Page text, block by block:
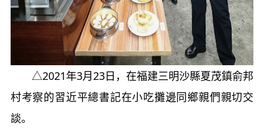
△2021年3月23日，在福建三明沙縣夏茂鎮俞邦
村考察的習近平總書記在小吃攤邊同鄉親們親切交
談。